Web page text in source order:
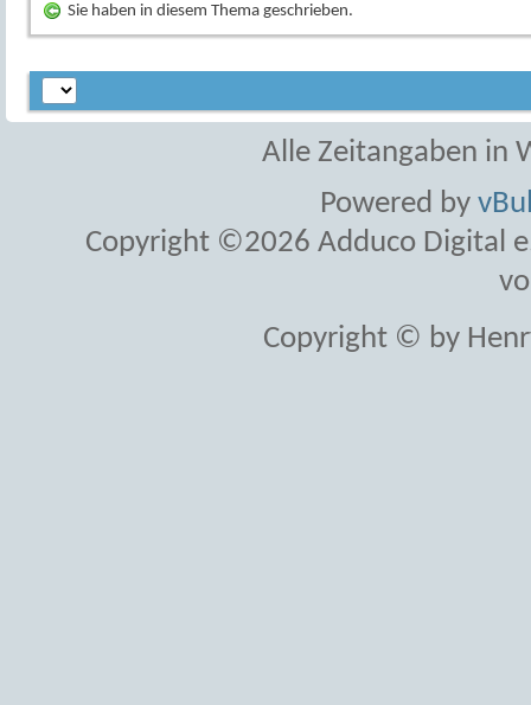
Sie haben in diesem Thema geschrieben.
Alle Zeitangaben in
Powered by
Copyright ©2026 Adduco Digital
Copyright © by